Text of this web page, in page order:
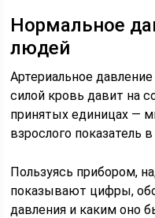
Нормальное
людей
Артериальное
силой кровь давит на
принятых единицах —
взрослого показатель
Пользуясь прибором,
показывают цифры,
давления и каким оно